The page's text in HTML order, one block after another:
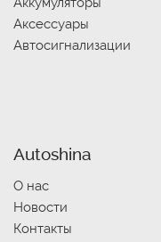
Аксессуары
Автосигнализации
Autoshina
О нас
Новости
Контакты